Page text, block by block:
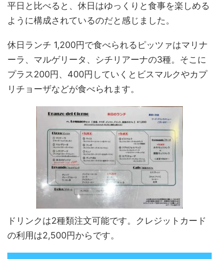
平日と比べると、休日はゆっくりと食事を楽しめる
ように構成されているのだと感じました。
休日ランチ 1,200円で食べられるピッツァはマリナ
ーラ、マルゲリータ、シチリアーナの3種。そこに
プラス200円、400円していくとビスマルクやカプ
リチョーザなどが食べられます。
ドリンクは2種類注文可能です。クレジットカード
の利用は2,500円からです。